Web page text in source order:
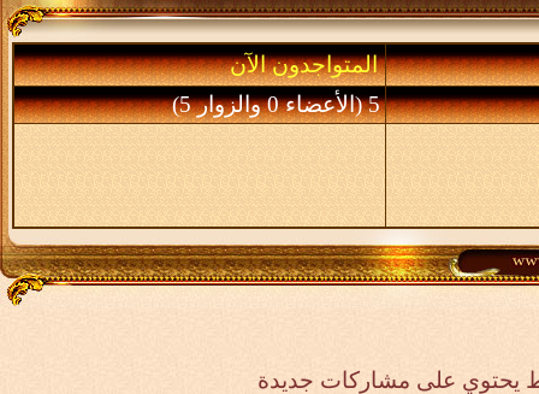
المتواجدون الآن
5 (الأعضاء 0 والزوار 5)
يحتوي على مشاركات جديدة